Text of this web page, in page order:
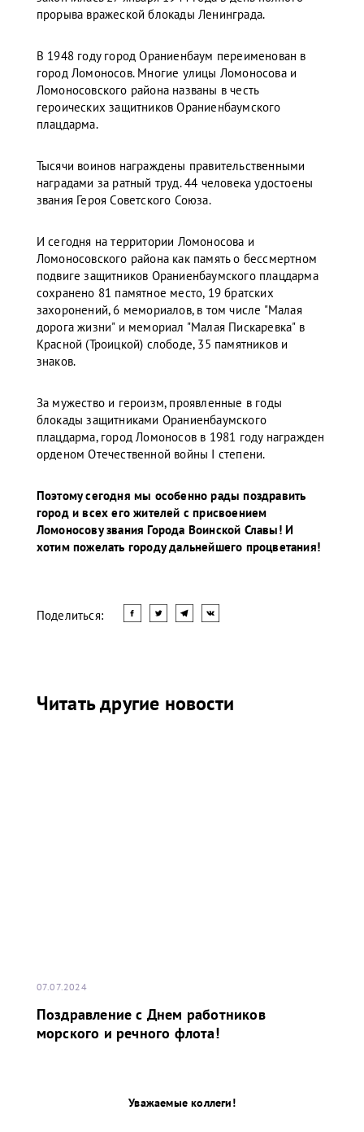
прорыва вражеской блокады Ленинграда.
В 1948 году город Ораниенбаум переименован в
город Ломоносов. Многие улицы Ломоносова и
Ломоносовского района названы в честь
героических защитников Ораниенбаумского
плацдарма.
Тысячи воинов награждены правительственными
наградами за ратный труд. 44 человека удостоены
звания Героя Советского Союза.
И сегодня на территории Ломоносова и
Ломоносовского района как память о бессмертном
подвиге защитников Ораниенбаумского плацдарма
сохранено 81 памятное место, 19 братских
захоронений, 6 мемориалов, в том числе "Малая
дорога жизни" и мемориал "Малая Пискаревка" в
Красной (Троицкой) слободе, 35 памятников и
знаков.
За мужество и героизм, проявленные в годы
блокады защитниками Ораниенбаумского
плацдарма, город Ломоносов в 1981 году награжден
орденом Отечественной войны I степени.
Поэтому сегодня мы особенно рады поздравить
город и всех его жителей с присвоением
Ломоносову звания Города Воинской Славы! И
хотим пожелать городу дальнейшего процветания!
Поделиться:
Читать другие новости
07.07.2024
Поздравление с Днем работников
морского и речного флота!
Уважаемые коллеги!